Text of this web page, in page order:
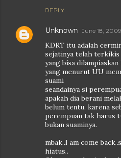
REPLY
Unknown June 18,
KDRT itu adalah
sejatinya telah
yang bisa
yang menurut UU
suami
seandainya si
apakah dia berani
belum tentu, karena
perempuan tak harus
bukan suaminya.
mbak..I am come
hiatus..